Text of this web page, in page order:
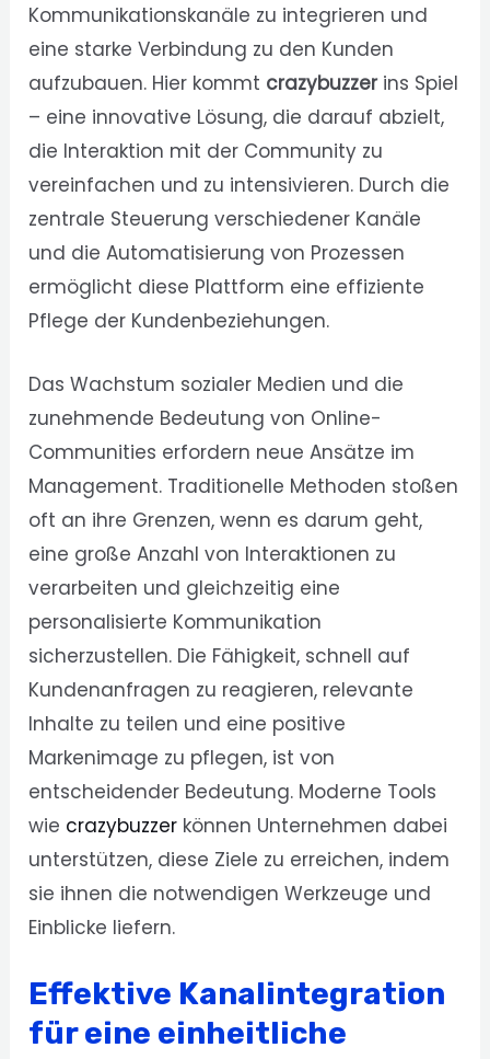
Kommunikationskanäle zu integrieren und
eine starke Verbindung zu den Kunden
aufzubauen. Hier kommt crazybuzzerins Spiel
– eine innovative Lösung, die darauf abzielt,
die Interaktion mit der Community zu
vereinfachen und zu intensivieren. Durch die
zentrale Steuerung verschiedener Kanäle
und die Automatisierung von Prozessen
ermöglicht diese Plattform eine effiziente
Pflege der Kundenbeziehungen.
Das Wachstum sozialer Medien und die
zunehmende Bedeutung von Online-
Communities erfordern neue Ansätze im
Management. Traditionelle Methoden stoßen
oft an ihre Grenzen, wenn es darum geht,
eine große Anzahl von Interaktionen zu
verarbeiten und gleichzeitig eine
personalisierte Kommunikation
sicherzustellen. Die Fähigkeit, schnell auf
Kundenanfragen zu reagieren, relevante
Inhalte zu teilen und eine positive
Markenimage zu pflegen, ist von
entscheidender Bedeutung. Moderne Tools
wie crazybuzzer können Unternehmen dabei
unterstützen, diese Ziele zu erreichen, indem
sie ihnen die notwendigen Werkzeuge und
Einblicke liefern.
Effektive Kanalintegration
für eine einheitliche